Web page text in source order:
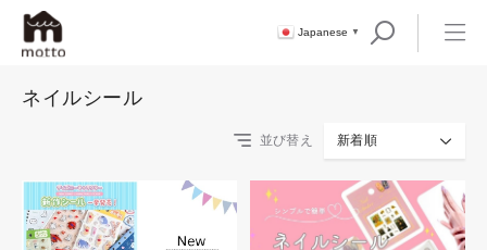
Japanese ▼
ネイルシール
並び替え 新着順